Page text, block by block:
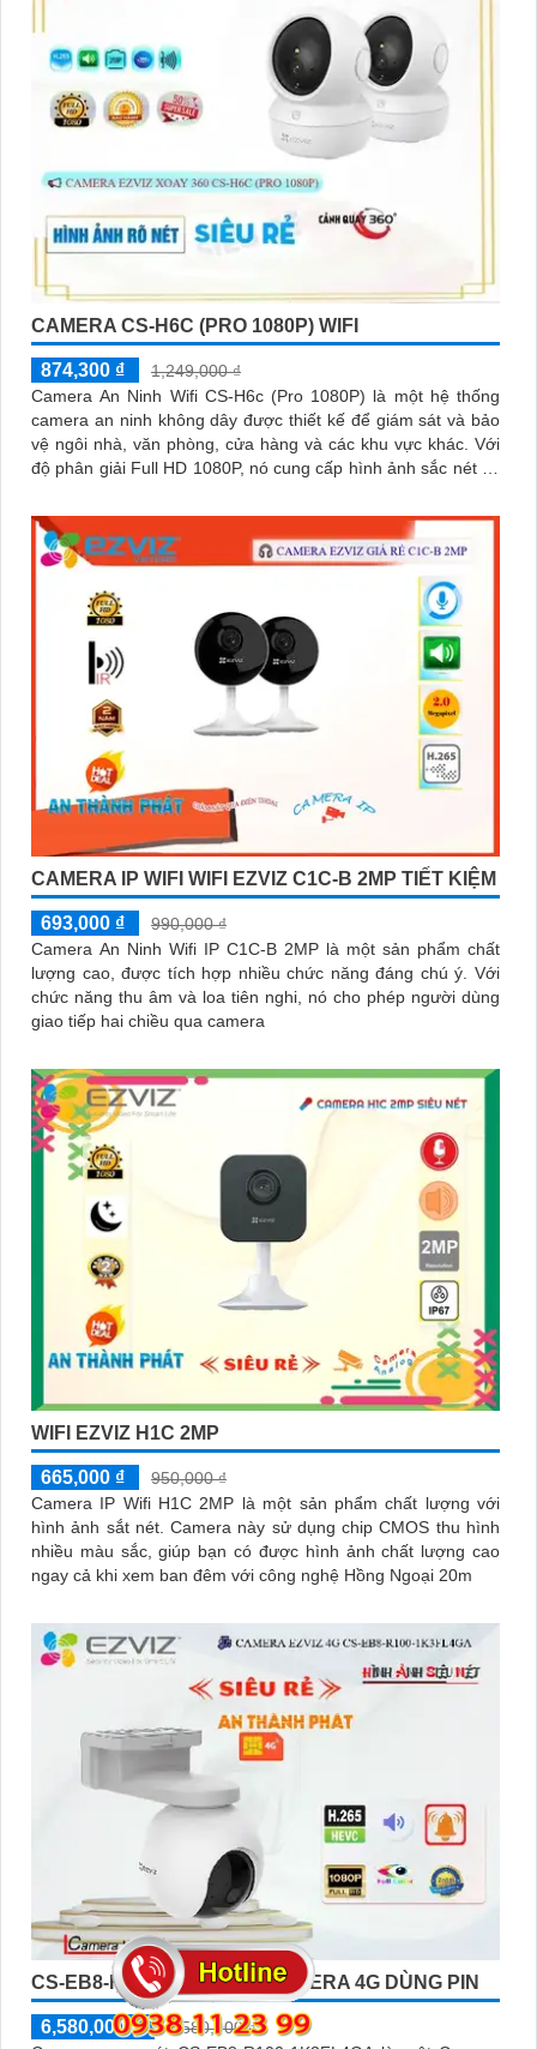
CAMERA CS-H6C (PRO 1080P) WIFI
874,300 ₫
1,249,000 ₫
Camera An Ninh Wifi CS-H6c (Pro 1080P) là một hệ thống
camera an ninh không dây được thiết kế để giám sát và bảo
vệ ngôi nhà, văn phòng, cửa hàng và các khu vực khác. Với
độ phân giải Full HD 1080P, nó cung cấp hình ảnh sắc nét và
CAMERA IP WIFI WIFI EZVIZ C1C-B 2MP TIẾT KIỆM
693,000 ₫
990,000 ₫
Camera An Ninh Wifi IP C1C-B 2MP là một sản phẩm chất
lượng cao, được tích hợp nhiều chức năng đáng chú ý. Với
chức năng thu âm và loa tiên nghi, nó cho phép người dùng
giao tiếp hai chiều qua camera
WIFI EZVIZ H1C 2MP
665,000 ₫
950,000 ₫
Camera IP Wifi H1C 2MP là một sản phẩm chất lượng với
hình ảnh sắt nét. Camera này sử dụng chip CMOS thu hình
nhiều màu sắc, giúp bạn có được hình ảnh chất lượng cao
ngay cả khi xem ban đêm với công nghệ Hồng Ngoại 20m
CS-EB8-R100-1K3FL4GA CAMERA 4G DÙNG PIN
6,580,000 ₫
6,580,000 ₫